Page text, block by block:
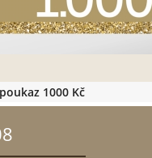
1000 Kč